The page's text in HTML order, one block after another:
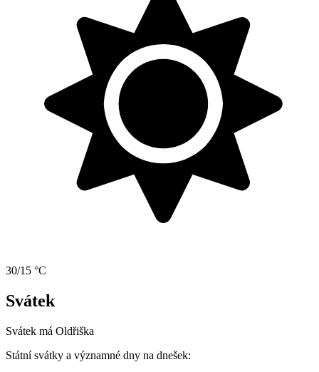
30/15 °C
Svátek
Svátek má Oldřiška
Státní svátky a významné dny na dnešek: